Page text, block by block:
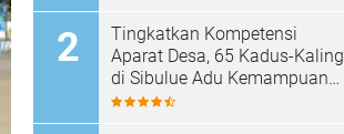
Tingkatkan Kompetensi
Aparat Desa, 65 Kadus-Kaling
di Sibulue Adu Kemampuan
Berpidato